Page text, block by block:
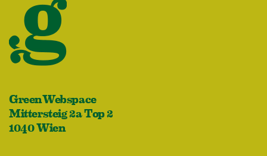
GreenWebspace
Mittersteig 2a Top 2
1040 Wien